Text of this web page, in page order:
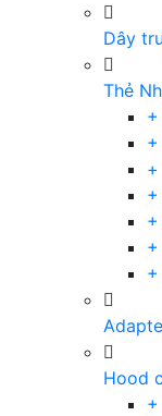
Dây
Thẻ
+
+
+
+
Hood
+